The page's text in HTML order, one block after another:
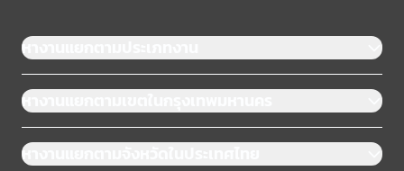
หางานแยกตามประเภทงาน
หางานแยกตามเขตในกรุงเทพมหานคร
หางานแยกตามจังหวัดในประเทศไทย